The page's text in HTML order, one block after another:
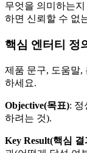
무엇을 의미하는
하면 신뢰할 수 없
핵심 엔터티 정
제품 문구, 도움말,
하세요.
Objective(목표): 정
하려는 것).
Key Result(핵심 결